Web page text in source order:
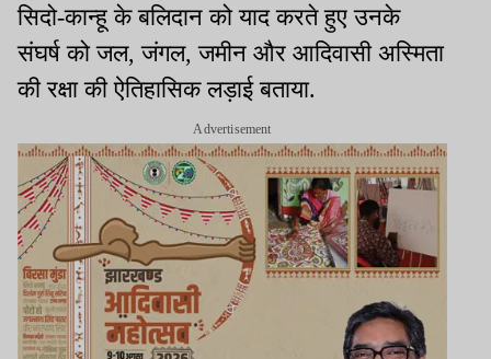
सिदो-कान्हू के बलिदान को याद करते हुए उनके
संघर्ष को जल, जंगल, जमीन और आदिवासी अस्मिता
की रक्षा की ऐतिहासिक लड़ाई बताया.
Advertisement